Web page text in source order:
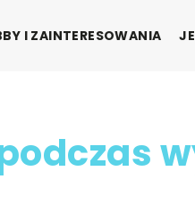
I ZAINTERESOWANIA